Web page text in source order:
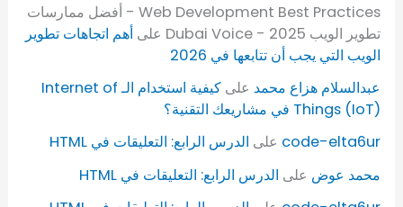
Web Development Best Practices - أفضل ممارسات
تطوير الويب 2025 - Dubai Voice
علىأهم اتجاهات تطوير
الويب التي يجب أن تتابعها في 2026
عبدالسلام هزاع محمد على
كيفية استخدام الـ Internet of
Things (IoT) في مشاريعك التقنية؟
code-elta6ur على الدرس الرابع: التعليقات في HTML
محمد عوض على الدرس الرابع: التعليقات في HTML